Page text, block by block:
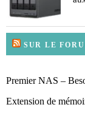
SUR LE
Premier NAS –
Extension de